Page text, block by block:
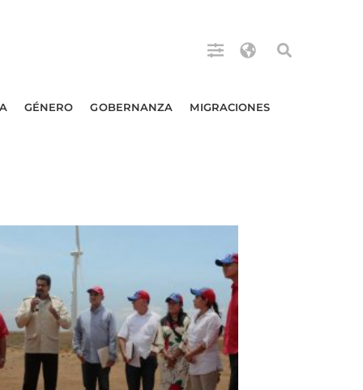
GÉNERO GOBERNANZA MIGRACIONES